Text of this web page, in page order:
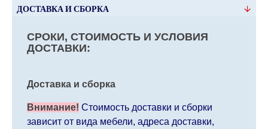
ДОСТАВКА И СБОРКА
СРОКИ, СТОИМОСТЬ И УСЛОВИЯ
ДОСТАВКИ:
Доставка и сборка
Внимание! Стоимость доставки и сборки
зависит от вида мебели, адреса доставки,